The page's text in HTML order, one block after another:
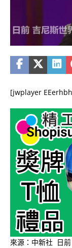
[jwplayer
來源：中新社 日